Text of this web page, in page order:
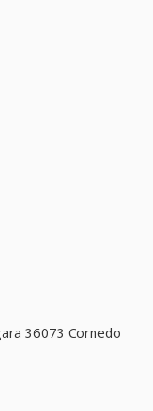
36073 Cornedo